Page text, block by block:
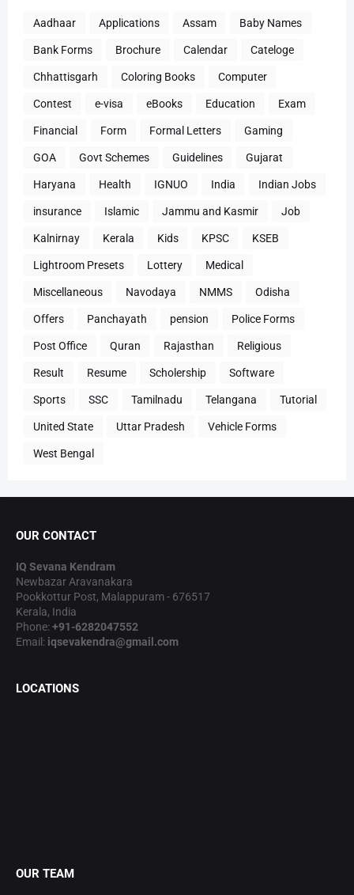
Aadhaar Applications Assam Baby Names
Bank Forms Brochure Calendar Cateloge
Chhattisgarh Coloring Books Computer
Contest e-visa eBooks Education Exam
Financial Form Formal Letters Gaming
GOA Govt Schemes Guidelines Gujarat
Haryana Health IGNUO India Indian Jobs
insurance Islamic Jammu and Kasmir Job
Kalnirnay Kerala Kids KPSC KSEB
Lightroom Presets Lottery Medical
Miscellaneous Navodaya NMMS Odisha
Offers Panchayath pension Police Forms
Post Office Quran Rajasthan Religious
Result Resume Scholership Software
Sports SSC Tamilnadu Telangana Tutorial
United State Uttar Pradesh Vehicle Forms
West Bengal
OUR CONTACT
IQ Sevana Kendram
Newbazar Aravanakara
Pookkottur Post, Malappuram - 676517
Kerala, India
Phone:+91-6282047552
Email: iqsevakendra@gmail.com
LOCATIONS
OUR TEAM